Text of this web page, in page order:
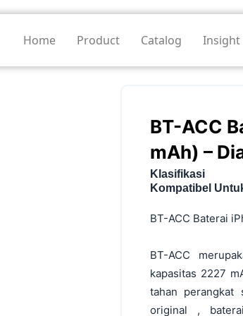
Home Product Catalog Insight
BT-ACC
mAh) –
Klasifikasi
Kompatibel
BT-ACC Baterai
BT-ACC
kapasitas 2227
tahan perangkat
original ,